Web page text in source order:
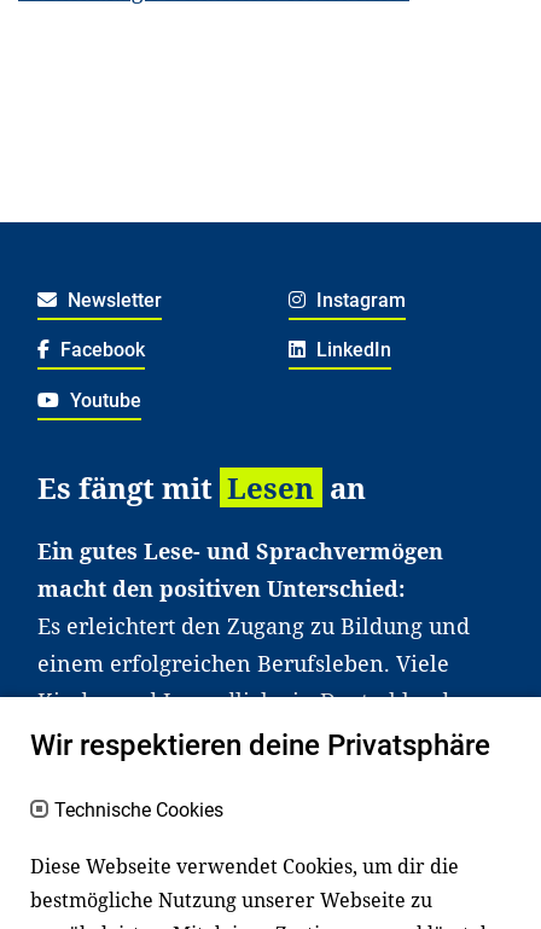
Newsletter Instagram
Facebook LinkedIn
Youtube
Es fängt mit Lesen an
Ein gutes Lese- und Sprachvermögen
macht den positiven Unterschied:
Es erleichtert den Zugang zu Bildung und
einem erfolgreichen Berufsleben. Viele
Kinder und Jugendliche in Deutschland
haben aber große Schwierigkeiten dabei.
an Familien sowie an Erzieher*innen,
Fachexpert*innen. Dafür arbeiten wir eng
Wir respektieren deine Privatsphäre
Technische Cookies
Diese Webseite verwendet Cookies, um dir die
bestmögliche Nutzung unserer Webseite zu